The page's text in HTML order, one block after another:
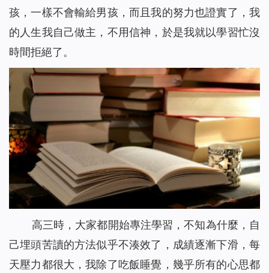
孩，一樣不會輸給男孩，而且我的努力也證實了，我
的人生我自己做主，不用信神，於是我就以學習忙沒
時間拒絕了。
高三時，大家都開始專注學習，不知為什麼，自
己埋頭苦讀的方法似乎不湊效了，成績逐漸下滑，每
天壓力都很大，我除了吃飯睡覺，幾乎所有的心思都